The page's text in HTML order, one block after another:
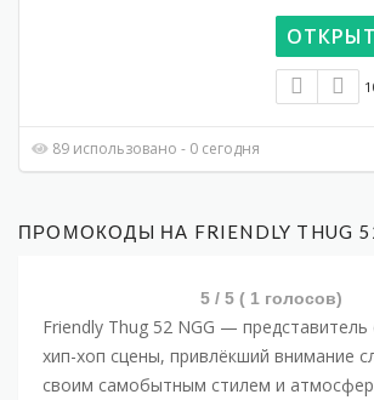
89 использовано - 0 сегодня
ПРОМОКОДЫ НА FRIENDLY THUG
5 / 5 ( 1 голосов)
Friendly Thug 52 NGG —
хип-хоп сцены, привлёкший внимание
своим самобытным стилем и